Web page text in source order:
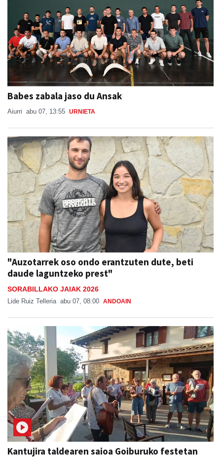
Babes zabala jaso du Ansak
Aiurri abu 07, 13:55 URNIETA
"Auzotarrek oso ondo erantzuten dute, beti
daude laguntzeko prest"
SORABILLAKO JAIAK 2026
Lide Ruiz Telleria abu 07, 08:00 ANDOAIN
Kantujira taldearen saioa Goiburuko festetan